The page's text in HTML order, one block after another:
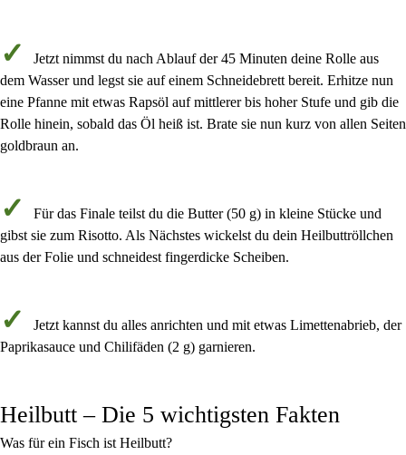
Jetzt nimmst du nach Ablauf der 45 Minuten deine Rolle aus
dem Wasser und legst sie auf einem Schneidebrett bereit. Erhitze nun
eine Pfanne mit etwas Rapsöl aufmittlerer bis hoher Stufe und gib die
Rolle hinein, sobald das Öl heiß ist. Brate sie nun kurz von allen Seiten
goldbraun an.
Für das Finale teilst du die Butter(50 g) in kleine Stücke und
gibst sie zum Risotto. Als Nächstes wickelst du dein Heilbuttröllchen
aus der Folie und schneidest fingerdicke Scheiben.
Jetzt kannst du alles anrichten und mit etwas Limettenabrieb, der
Paprikasauce und Chilifäden (2 g) garnieren.
Heilbutt – Die 5 wichtigsten Fakten
Was für ein Fisch ist Heilbutt?